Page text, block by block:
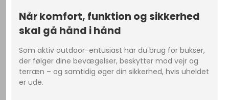
Når komfort, funktion og sikkerhed
skal gå hånd i hånd
Som aktiv outdoor-entusiast har du brug for bukser,
der følger dine bevægelser, beskytter mod vejr og
terræn – og samtidig øger din sikkerhed, hvis uheldet
er ude.